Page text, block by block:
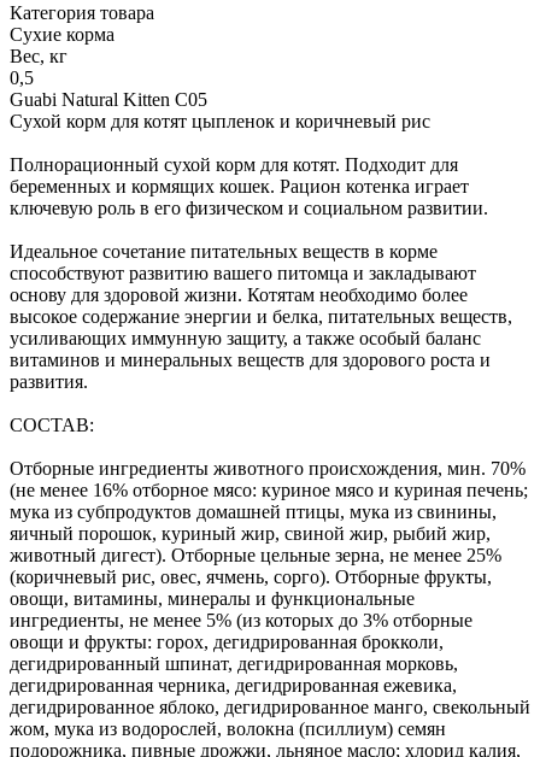
Категория товара
Сухие корма
Вес, кг
0,5
Guabi Natural Kitten C05
Cухой корм для котят цыпленок и коричневый рис
Полнорационный сухой корм для котят. Подходит для
беременных и кормящих кошек. Рацион котенка играет
ключевую роль в его физическом и социальном развитии.
Идеальное сочетание питательных веществ в корме
способствуют развитию вашего питомца и закладывают
основу для здоровой жизни. Котятам необходимо более
высокое содержание энергии и белка, питательных веществ,
усиливающих иммунную защиту, а также особый баланс
витаминов и минеральных веществ для здорового роста и
развития.
СОСТАВ:
Отборные ингредиенты животного происхождения, мин. 70%
(не менее 16% отборное мясо: куриное мясо и куриная печень;
мука из субпродуктов домашней птицы, мука из свинины,
яичный порошок, куриный жир, свиной жир, рыбий жир,
животный дигест). Отборные цельные зерна, не менее 25%
(коричневый рис, овес, ячмень, сорго). Отборные фрукты,
овощи, витамины, минералы и функциональные
ингредиенты, не менее 5% (из которых до 3% отборные
овощи и фрукты: горох, дегидрированная брокколи,
дегидрированный шпинат, дегидрированная морковь,
дегидрированная черника, дегидрированная ежевика,
дегидрированное яблоко, дегидрированное манго, свекольный
жом, мука из водорослей, волокна (псиллиум) семян
подорожника, пивные дрожжи, льняное масло; хлорид калия,